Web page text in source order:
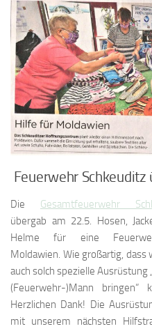
Feuerwehr
Die Gesamtfeuerwehr
übergab am 22.5. Hosen,
Helme für eine
Moldawien. Wie großartig, dass
auch solch spezielle Ausrüstung
(Feuerwehr-)Mann bringen“
Herzlichen Dank! Die
mit unserem nächsten